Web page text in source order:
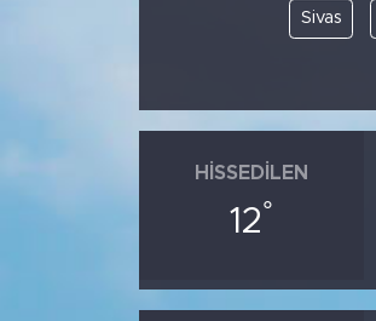
Sivas
HISSEDILEN
12°